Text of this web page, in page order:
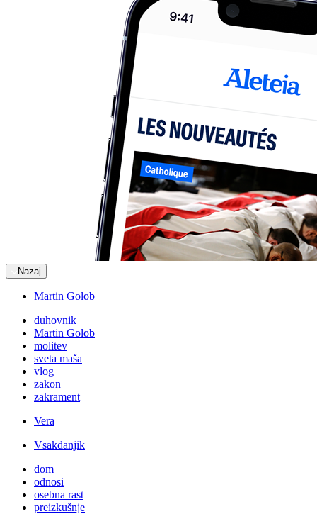
Nazaj
Martin Golob
duhovnik
Martin Golob
molitev
sveta maša
vlog
zakon
zakrament
Vera
Vsakdanjik
dom
odnosi
osebna rast
preizkušnje